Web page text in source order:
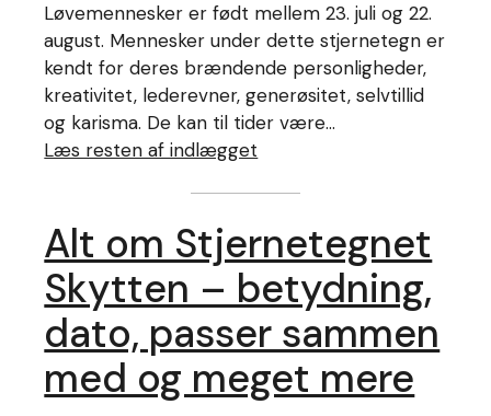
Løvemennesker er født mellem 23. juli og 22.
august. Mennesker under dette stjernetegn er
kendt for deres brændende personligheder,
kreativitet, lederevner, generøsitet, selvtillid
og karisma. De kan til tider være…
Læs resten af indlægget
Alt om Stjernetegnet
Skytten – betydning,
dato, passer sammen
med og meget mere